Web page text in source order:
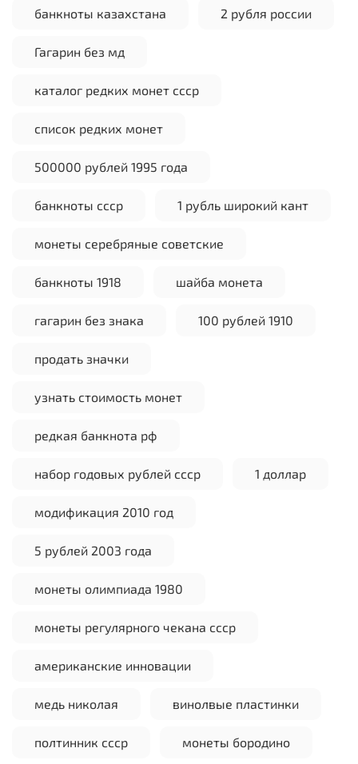
банкноты казахстана 2 рубля россии
Гагарин без мд
каталог редких монет ссср
список редких монет
500000 рублей 1995 года
банкноты ссср 1 рубль широкий кант
монеты серебряные советские
банкноты 1918 шайба монета
гагарин без знака 100 рублей 1910
продать значки
узнать стоимость монет
редкая банкнота рф
набор годовых рублей ссср 1 доллар
модификация 2010 год
5 рублей 2003 года
монеты олимпиада 1980
монеты регулярного чекана ссср
американские инновации
медь николая винолвые пластинки
полтинник ссср монеты бородино